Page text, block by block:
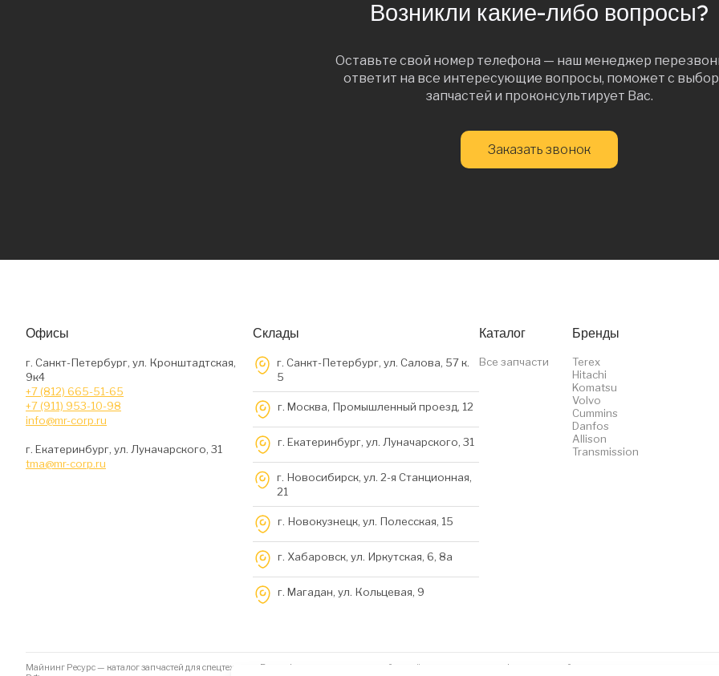
Возникли какие-либо вопросы?
Оставьте свой номер телефона — наш менеджер
ответит на все интересующие вопросы, поможет с
запчастей и проконсультирует Вас.
Заказать звонок
Офисы
г. Санкт-Петербург, ул. Кронштадтская,
9к4
+7 (812) 665-51-65
+7 (911) 953-10-98
info@mr-corp.ru
г. Екатеринбург, ул. Луначарского, 31
tma@mr-corp.ru
Склады
г. Санкт-Петербург, ул. Салова, 57 к.
5
г. Москва, Промышленный проезд, 12
г. Екатеринбург, ул. Луначарского, 31
г. Новосибирск, ул. 2-я Станционная,
21
г. Новокузнецк, ул. Полесская, 15
г. Хабаровск, ул. Иркутская, 6, 8a
г. Магадан, ул. Кольцевая, 9
Каталог
Все запчасти
Бренды
Terex
Hitachi
Komatsu
Volvo
Cummins
Danfos
Allison
Transmission
Майнинг Ресурс — каталог запчастей для спецтехники. Вся информация на данном сайте несёт исключительно информационный характер и ни при каких